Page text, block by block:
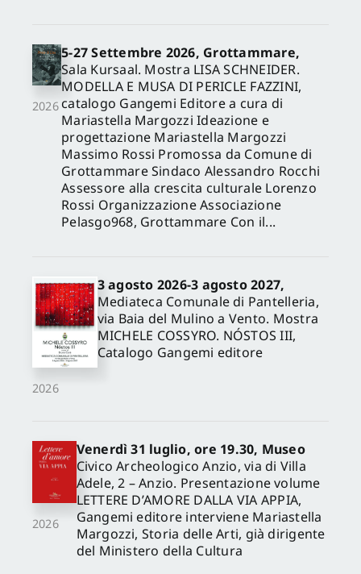
2026
5-27 Settembre 2026, Grottammare,
Sala Kursaal. Mostra LISA SCHNEIDER.
MODELLA E MUSA DI PERICLE FAZZINI,
catalogo Gangemi Editore a cura di
Mariastella Margozzi Ideazione e
progettazione Mariastella Margozzi
Massimo Rossi Promossa da Comune di
Grottammare Sindaco Alessandro Rocchi
Assessore alla crescita culturale Lorenzo
Rossi Organizzazione Associazione
Pelasgo968, Grottammare Con il...
2026
3 agosto 2026-3 agosto 2027,
Mediateca Comunale di Pantelleria,
via Baia del Mulino a Vento. Mostra
MICHELE COSSYRO. NÓSTOS III,
Catalogo Gangemi editore
2026
Venerdì 31 luglio, ore 19.30, Museo
Civico Archeologico Anzio, via di Villa
Adele, 2 – Anzio. Presentazione volume
LETTERE D’AMORE DALLA VIA APPIA,
Gangemi editore interviene Mariastella
Margozzi, Storia delle Arti, già dirigente
del Ministero della Cultura